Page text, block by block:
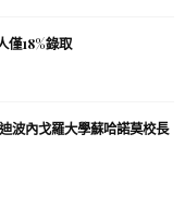
僅18%錄取
波內戈羅大學蘇哈諾莫校長